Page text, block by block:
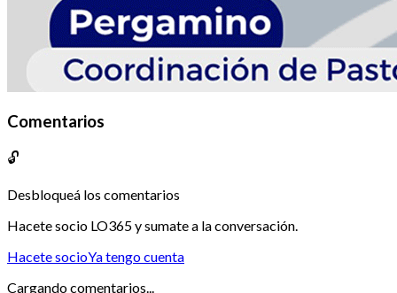
Comentarios
🔓
Desbloqueá los comentarios
Hacete socio LO365 y sumate a la conversación.
Hacete socioYa tengo cuenta
Cargando comentarios...